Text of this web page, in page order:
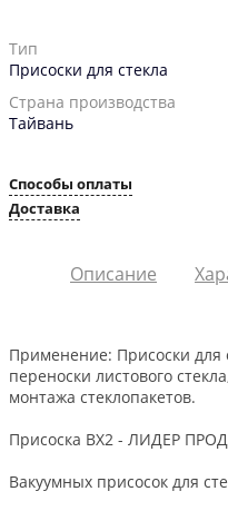
Тип
Присоски для стекла
Страна производства
Тайвань
Способы оплаты
Доставка
Описание
Применение: Присоски для
переноски листового
монтажа стеклопакетов.
Присоска BX2 - ЛИДЕР
Вакуумных присосок для